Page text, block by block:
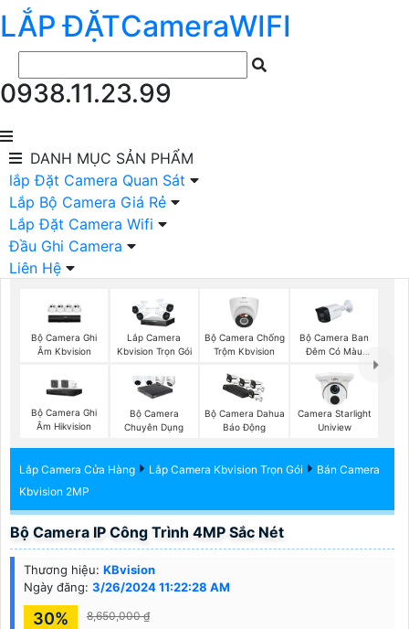
LẮP ĐẶTCameraWIFI
0938.11.23.99
DANH MỤC SẢN PHẨM
lắp Đặt Camera Quan Sát
Lắp Bộ Camera Giá Rẻ
Lắp Đặt Camera Wifi
Đầu Ghi Camera
Liên Hệ
Bộ Camera Ghi
Âm Kbvision
Lắp Camera
Kbvision Trọn Gói
Bộ Camera Chống
Trộm Kbvision
Bộ Camera Ban
Đêm Có Màu
Bộ Camera Ghi
Âm Hikvision
Bộ Camera
Chuyên Dụng
Bộ Camera Dahua
Báo Động
Camera Starlight
Uniview
Lắp Camera Cửa Hàng Lắp Camera Kbvision Trọn Gói
Bán Camera
Kbvision 2MP
Bộ Camera IP Công Trình 4MP Sắc Nét
Thương hiệu: KBvision
Ngày đăng: 3/26/2024 11:22:28 AM
30% 8,650,000 ₫